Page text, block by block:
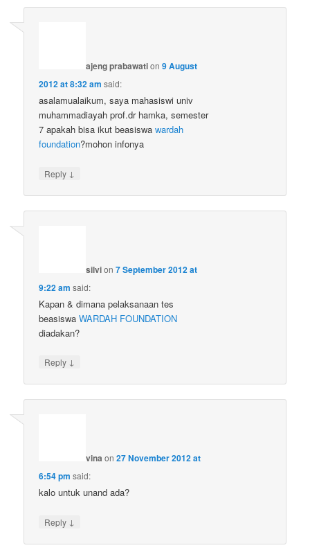
ajeng prabawation9 August
2012 at 8:32 am said:
asalamualaikum, saya mahasiswi univ
muhammadiayah prof.dr hamka, semester
7 apakah bisa ikut beasiswawardah
foundation?mohon infonya
Reply ↓
silvion7 September 2012 at
9:22 am said:
Kapan & dimana pelaksanaan tes
beasiswaWARDAH FOUNDATION
diadakan?
Reply ↓
vina on27 November 2012 at
6:54 pm said:
kalo untuk unand ada?
Reply ↓